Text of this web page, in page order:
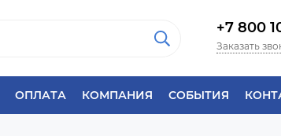
+7 800
Заказать
ОПЛАТА КОМПАНИЯ СОБЫТИЯ